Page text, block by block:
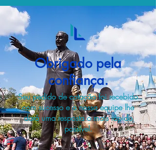
Obrigado pela
confiança.
Seu pedido de cotação foi recebido
com sucesso e a nossa equipe lhe
dará uma resposta o mais rápido
possível.